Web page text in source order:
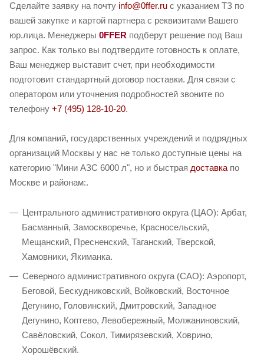
Сделайте заявку на почту info@0ffer.ru с указанием ТЗ по
вашей закупке и картой партнера с реквизитами Вашего
юр.лица. Менеджеры 0FFER подберут решение под Ваш
запрос. Как только вы подтвердите готовность к оплате,
Ваш менеджер выставит счет, при необходимости
подготовит стандартный договор поставки. Для связи с
оператором или уточнения подробностей звоните по
телефону +7 (495) 128-10-20.
Для компаний, государственных учреждений и подрядных
организаций Москвы у нас не только доступные цены на
категорию "Мини АЗС 6000 л", но и быстрая доставкапо
Москве и районам:.
Центрального административного округа (ЦАО): Арбат,
Басманный, Замоскворечье, Красносельский,
Мещанский, Пресненский, Таганский, Тверской,
Хамовники, Якиманка.
Северного административного округа (САО): Аэропорт,
Беговой, Бескудниковский, Войковский, Восточное
Дегунино, Головинский, Дмитровский, Западное
Дегунино, Коптево, Левобережный, Молжаниновский,
Савёловский, Сокол, Тимирязевский, Ховрино,
Хорошёвский.